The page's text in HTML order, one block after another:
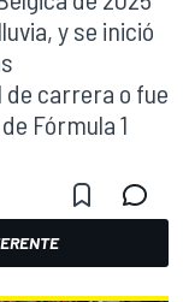
y se inició
carrera o fue
Fórmula 1